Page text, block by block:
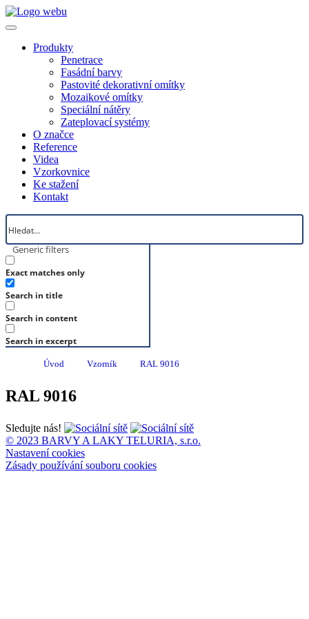
Produkty
Penetrace
Fasádní barvy
Pastovité dekorativní omítky
Mozaikové omítky
Speciální nátěry
Zateplovací systémy
O značce
Reference
Videa
Vzorkovnice
Ke stažení
Kontakt
Generic filters
Exact matches only
Search in title
Search in content
Search in excerpt
Úvod Vzorník RAL 9016
RAL 9016
Sledujte nás!
© 2023 BARVY A LAKY TELURIA, s.r.o.
Nastavení cookies
Zásady používání souboru cookies